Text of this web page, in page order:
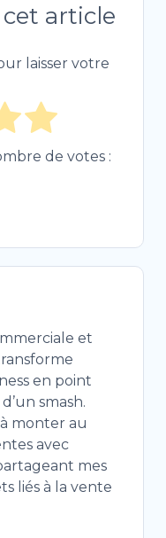
article
laisser votre
de votes :
et
en point
smash.
monter au
avec
mes
liés à la vente